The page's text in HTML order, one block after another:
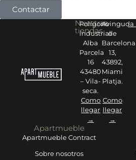
Contactar
Nuestras
tiendas
Polígono
industrial
Alba
Parcela
16
43480
– Vila-
seca.
Como
llegar
→
Avinguda
de
Barcelona
13,
43892,
Miami
Platja.
Como
llegar
→
Apartmueble
Apartmueble Contract
Sobre nosotros